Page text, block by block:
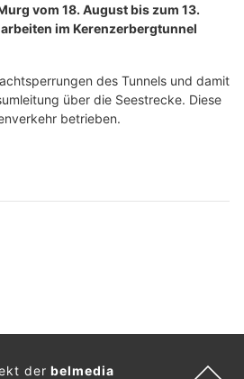
vom 18. August bis zum 13.
im Kerenzerbergtunnel
des Tunnels und damit
über die Seestrecke. Diese
betrieben.
derbelmedia